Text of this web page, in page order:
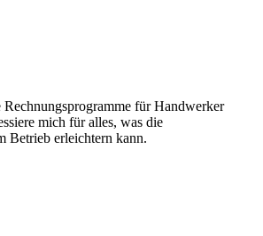
Rechnungsprogramme für Handwerker
mich für alles, was die
Betrieb erleichtern kann.